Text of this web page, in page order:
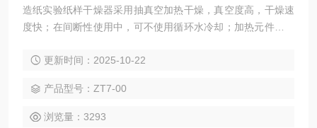
造纸实验纸样干燥器采用抽真空加热干燥，真空度高，干燥速
度快；在间断性使用中，可不使用循环水冷却；加热元件采用
种方式可选；真空泵采用大抽气量三段离心式风冷泵；温控系
控精度高，安全可靠；真空系统采用电磁控制，操作方便。
更新时间：2025-10-22
产品型号：ZT7-00
浏览量：3293